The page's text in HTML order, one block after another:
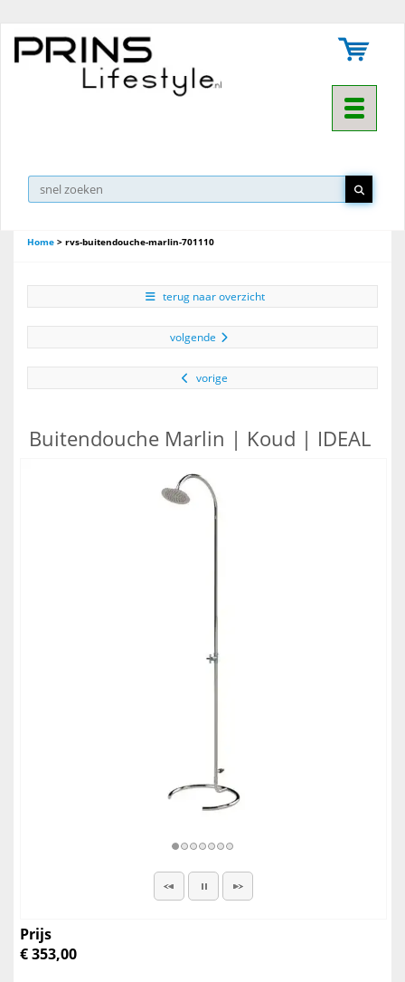
Toggle
Home > rvs-buitendouche-marlin-701110
terug naar overzicht
volgende
vorige
Buitendouche Marlin | Koud | IDEAL
Prijs
€ 353,00